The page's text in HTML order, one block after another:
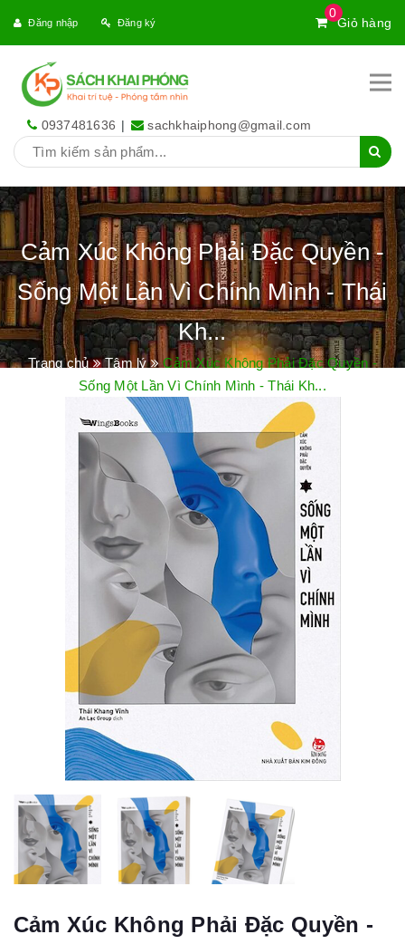
0
Giỏ hàng
Đăng nhập Đăng ký
0937481636 | sachkhaiphong@gmail.com
Cảm Xúc Không Phải Đặc Quyền -
Sống Một Lần Vì Chính Mình - Thái
Kh...
Trang chủ Tâm lý
Cảm Xúc Không Phải Đặc Quyền -
Sống Một Lần Vì Chính Mình - Thái Kh...
Cảm Xúc Không Phải Đặc Quyền -